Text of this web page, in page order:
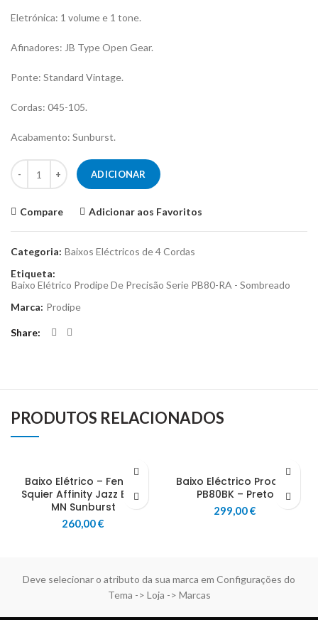
Eletrónica: 1 volume e 1 tone.
Afinadores: JB Type Open Gear.
Ponte: Standard Vintage.
Cordas: 045-105.
Acabamento: Sunburst.
Quantidade de Baixo Eléctrico Prodipe PB80SB - Sunburst
ADICIONAR
Compare Adicionar aos Favoritos
Categoria: Baixos Eléctricos de 4 Cordas
Etiqueta:
Baixo Elétrico Prodipe De Precisão Serie PB80-RA - Sombreado
Marca: Prodipe
Share
PRODUTOS RELACIONADOS
Baixo Elétrico – Fender
Squier Affinity Jazz Bass
MN Sunburst
260,00€
Baixo Eléctrico Prodipe
PB80BK – Preto
299,00€
Deve selecionar o atributo da sua marca em Configurações do
Tema -> Loja -> Marcas